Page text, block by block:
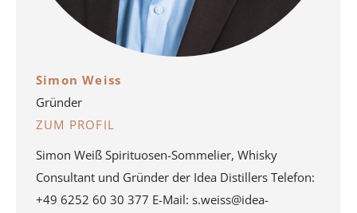
Simon Weiss
Gründer
ZUM PROFIL
Simon Weiß Spirituosen-Sommelier, Whisky
Consultant und Gründer der Idea Distillers Telefon:
+49 6252 60 30 377 E-Mail: s.weiss@idea-